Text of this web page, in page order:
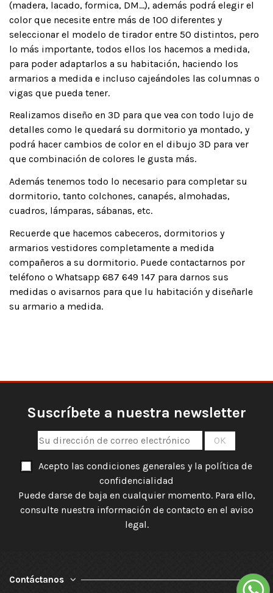
(madera, lacado, formica, DM…), además podrá elegir el
color que necesite entre más de 100 diferentes y
seleccionar el modelo de tirador entre 50 distintos, pero
lo más importante, todos ellos los hacemos a medida,
para poder adaptarlos a su habitación, haciendo los
armarios a medida e incluso cajeándoles las columnas o
vigas que pueda tener.
Realizamos diseño en 3D para que vea con todo lujo de
detalles como le quedará su dormitorio ya montado, y
podrá hacer cambios de color en el dibujo 3D para ver
que combinación de colores le gusta más.
Además tenemos todo lo necesario para completar su
dormitorio, tanto colchones, canapés, almohadas,
cuadros, lámparas, sábanas, etc.
Recuerde que hacemos cabeceros, dormitorios y
armarios vestidores completamente a medida
compañeros a su dormitorio. Puede contactarnos por
teléfono o Whatsapp 687 649 147 para darnos sus
medidas o avisarnos para que lu habitación y diseñarle
su armario a medida.
Suscríbete a nuestra newsletter
Acepto las condiciones generales y la política de
confidencialidad
Puede darse de baja en cualquier momento. Para ello,
consulte nuestra información de contacto en el aviso
legal.
Contáctanos